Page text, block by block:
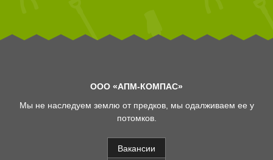
ООО «АПМ-КОМПАС»
Мы не наследуем землю от предков, мы одалживаем ее у
потомков.
Вакансии